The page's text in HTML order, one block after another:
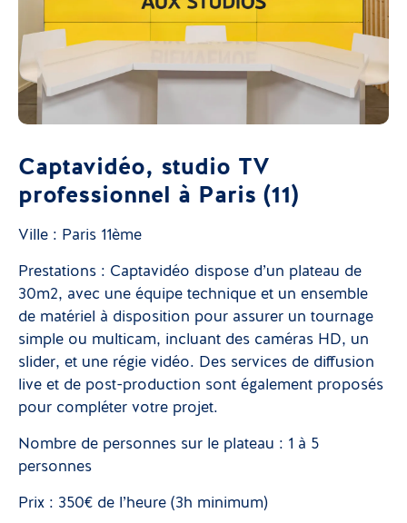
Captavidéo, studio TV
professionnel à Paris (11)
Ville : Paris 11ème
Prestations : Captavidéo dispose d’un plateau de
30m2, avec une équipe technique et un ensemble
de matériel à disposition pour assurer un tournage
simple ou multicam, incluant des caméras HD, un
slider, et une régie vidéo. Des services de diffusion
live et de post-production sont également proposés
pour compléter votre projet.
Nombre de personnes sur le plateau : 1 à 5
personnes
Prix : 350€ de l’heure (3h minimum)